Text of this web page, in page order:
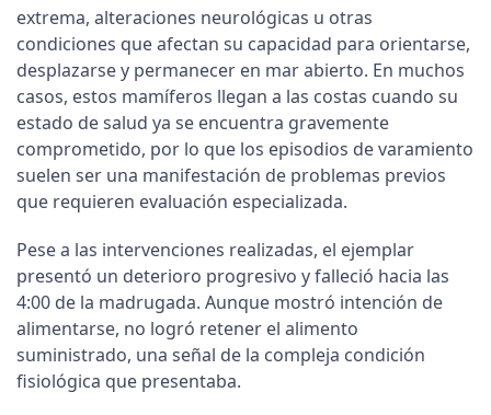
extrema, alteraciones neurológicas u otras
condiciones que afectan su capacidad para orientarse,
desplazarse y permanecer en mar abierto. En muchos
casos, estos mamíferos llegan a las costas cuando su
estado de salud ya se encuentra gravemente
comprometido, por lo que los episodios de varamiento
suelen ser una manifestación de problemas previos
que requieren evaluación especializada.
Pese a las intervenciones realizadas, el ejemplar
presentó un deterioro progresivo y falleció hacia las
4:00 de la madrugada. Aunque mostró intención de
alimentarse, no logró retener el alimento
suministrado, una señal de la compleja condición
fisiológica que presentaba.